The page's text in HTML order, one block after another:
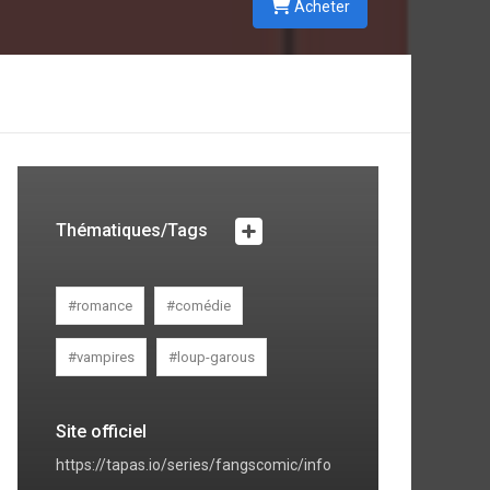
Acheter
Thématiques/Tags
#romance #comédie
#vampires #loup-garous
Site officiel
https://tapas.io/series/fangscomic/info